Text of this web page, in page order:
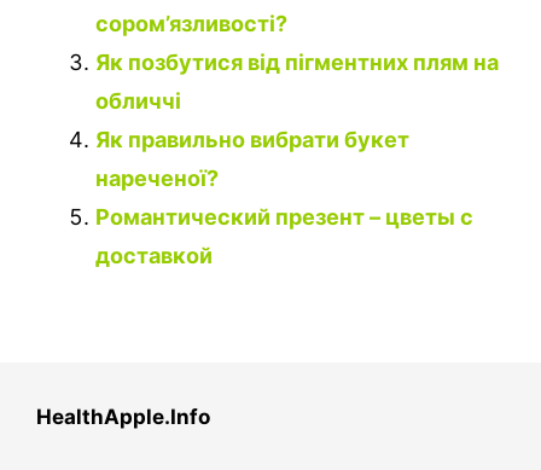
сором’язливості?
Як позбутися від пігментних плям на
обличчі
Як правильно вибрати букет
нареченої?
Романтический презент – цветы с
доставкой
HealthApple.Info